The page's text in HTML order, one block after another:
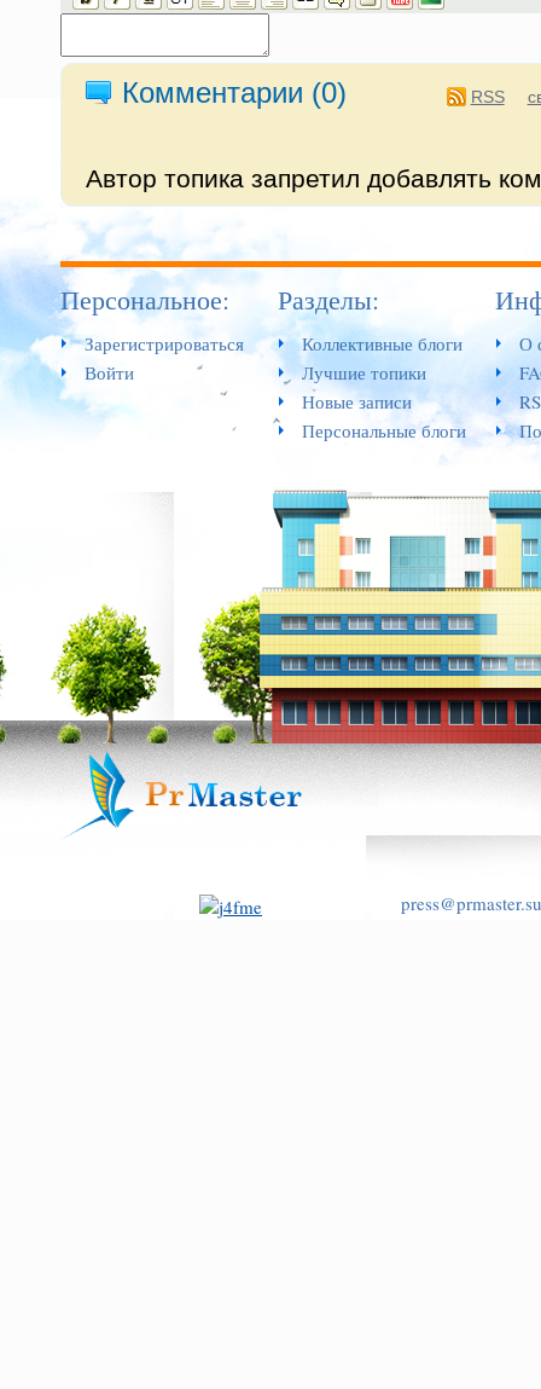
Комментарии (0) RSS
Автор топика запретил добавлять
Персональное:
Зарегистрироваться
Войти
Разделы:
Коллективные блоги
Лучшие топики
Новые записи
Персональные блоги
О
press@prmaster.su